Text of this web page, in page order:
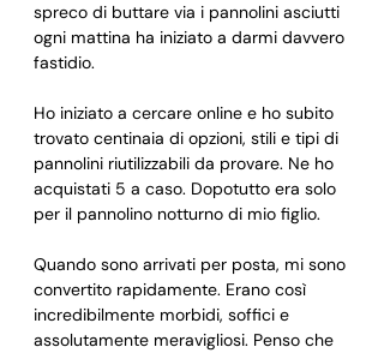
spreco di buttare via i pannolini asciutti
ogni mattina ha iniziato a darmi davvero
fastidio.
Ho iniziato a cercare online e ho subito
trovato centinaia di opzioni, stili e tipi di
pannolini riutilizzabili da provare. Ne ho
acquistati 5 a caso. Dopotutto era solo
per il pannolino notturno di mio figlio.
Quando sono arrivati per posta, mi sono
convertito rapidamente. Erano così
incredibilmente morbidi, soffici e
assolutamente meravigliosi. Penso che